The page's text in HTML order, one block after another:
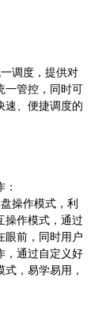
调度，提供对
一管控，同时可
速、便捷调度的
操作模式，利
操作模式，通过
眼前，同时用户
，通过自定义好
，易学易用，